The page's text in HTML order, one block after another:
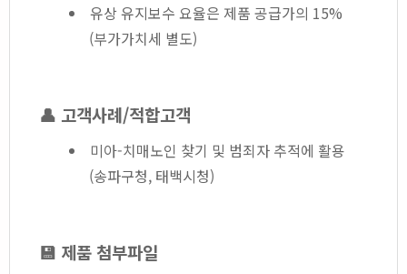
유상 유지보수 요율은 제품 공급가의 15%
(부가가치세 별도)
👤 고객사례/적합고객
미아-치매노인 찾기 및 범죄자 추적에 활용
(송파구청, 태백시청)
💾 제품 첨부파일